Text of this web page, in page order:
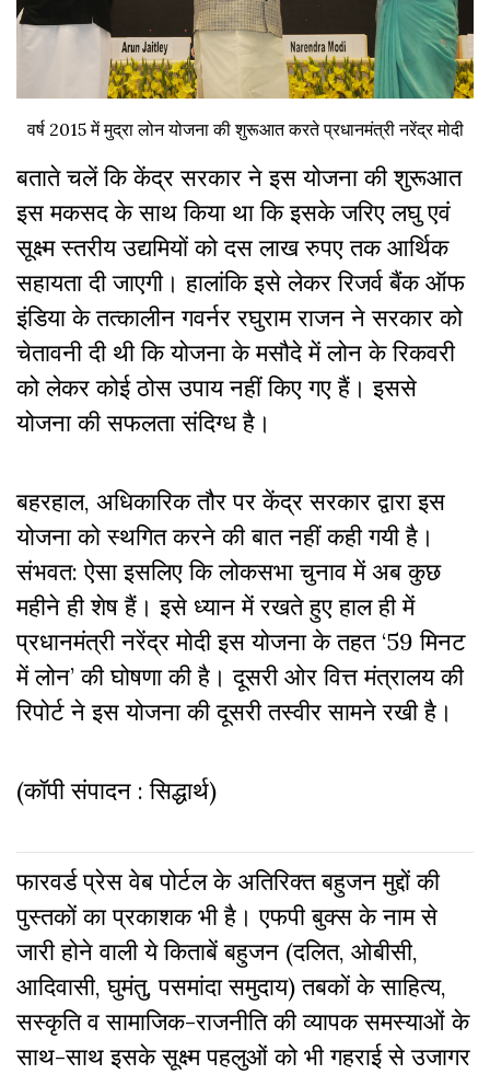
वर्ष 2015 में मुद्रा लोन योजना की शुरूआत करते प्रधानमंत्री नरेंद्र मोदी
बताते चलें कि केंद्र सरकार ने इस योजना की शुरूआत
इस मकसद के साथ किया था कि इसके जरिए लघु एवं
सूक्ष्म स्तरीय उद्यमियों को दस लाख रुपए तक आर्थिक
सहायता दी जाएगी। हालांकि इसे लेकर रिजर्व बैंक ऑफ
इंडिया के तत्कालीन गवर्नर रघुराम राजन ने सरकार को
चेतावनी दी थी कि योजना के मसौदे में लोन के रिकवरी
को लेकर कोई ठोस उपाय नहीं किए गए हैं। इससे
योजना की सफलता संदिग्ध है।
बहरहाल, अधिकारिक तौर पर केंद्र सरकार द्वारा इस
योजना को स्थगित करने की बात नहीं कही गयी है।
संभवत: ऐसा इसलिए कि लोकसभा चुनाव में अब कुछ
महीने ही शेष हैं। इसे ध्यान में रखते हुए हाल ही में
प्रधानमंत्री नरेंद्र मोदी इस योजना के तहत ‘59 मिनट
में लोन’ की घोषणा की है। दूसरी ओर वित्त मंत्रालय की
रिपोर्ट ने इस योजना की दूसरी तस्वीर सामने रखी है।
(कॉपी संपादन : सिद्धार्थ)
फारवर्ड प्रेस वेब पोर्टल के अतिरिक्‍त बहुजन मुद्दों की
पुस्‍तकों का प्रकाशक भी है। एफपी बुक्‍स के नाम से
जारी होने वाली ये किताबें बहुजन (दलित, ओबीसी,
आदिवासी, घुमंतु, पसमांदा समुदाय) तबकों के साहित्‍य,
सस्‍क‍ृति व सामाजिक-राजनीति की व्‍यापक समस्‍याओं के
साथ-साथ इसके सूक्ष्म पहलुओं को भी गहराई से उजागर